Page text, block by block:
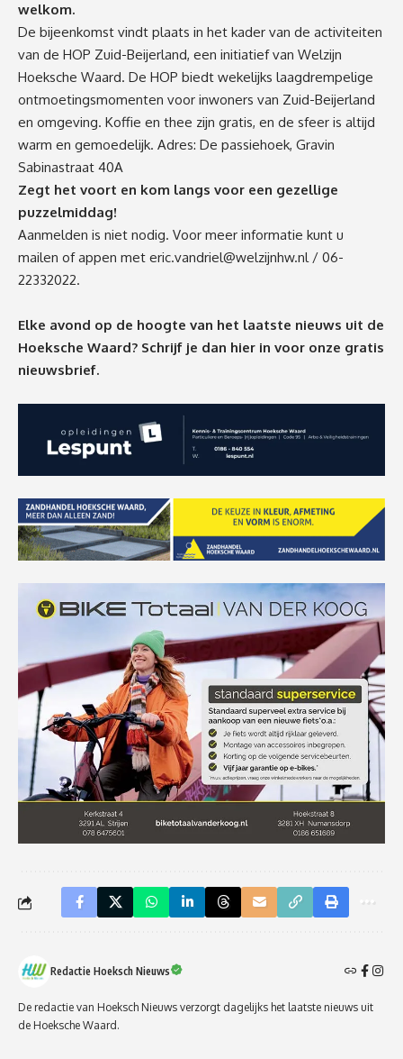
welkom.
De bijeenkomst vindt plaats in het kader van de activiteiten
van de HOP Zuid-Beijerland, een initiatief van Welzijn
Hoeksche Waard. De HOP biedt wekelijks laagdrempelige
ontmoetingsmomenten voor inwoners van Zuid-Beijerland
en omgeving. Koffie en thee zijn gratis, en de sfeer is altijd
warm en gemoedelijk. Adres: De passiehoek, Gravin
Sabinastraat 40A
Zegt het voort en kom langs voor een gezellige
puzzelmiddag!
Aanmelden is niet nodig. Voor meer informatie kunt u
mailen of appen met eric.vandriel@welzijnhw.nl/ 06-
22332022.
Elke avond op de hoogte van het laatste nieuws uit de
Hoeksche Waard? Schrijf je dan hier in voor onze gratis
nieuwsbrief.
Redactie Hoeksch Nieuws
De redactie van Hoeksch Nieuws verzorgt dagelijks het laatste nieuws uit
de Hoeksche Waard.